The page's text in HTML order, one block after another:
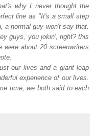
why I never thought the
line as "It's a small step
a normal guy won't say that.
guys, you jokin', right? this
about 20 screenwriters
our lives and a giant leap
experience of our lives.
time, we both said to each